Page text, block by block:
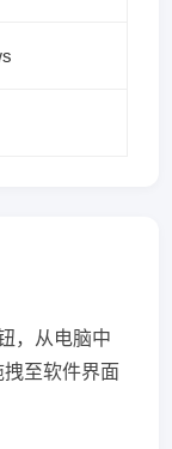
，从电脑中
至软件界面